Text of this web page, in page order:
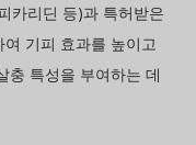
카리딘 등)과 특허받은
기피 효과를 높이고
충 특성을 부여하는 데